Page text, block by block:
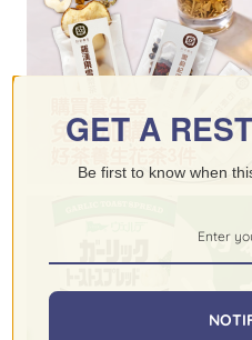
GET A
Be first to know when